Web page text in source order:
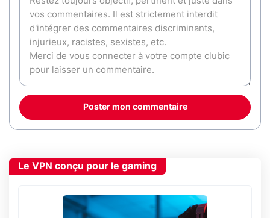
Poster mon commentaire
Le VPN conçu pour le gaming